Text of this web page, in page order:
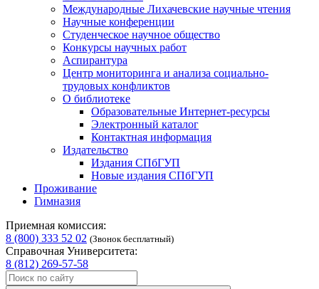
Международные Лихачевские научные чтения
Научные конференции
Студенческое научное общество
Конкурсы научных работ
Аспирантура
Центр мониторинга и анализа социально-
трудовых конфликтов
О библиотеке
Образовательные Интернет-ресурсы
Электронный каталог
Контактная информация
Издательство
Издания СПбГУП
Новые издания СПбГУП
Проживание
Гимназия
Приемная комиссия:
8 (800) 333 52 02 (Звонок бесплатный)
Справочная Университета:
8 (812) 269-57-58